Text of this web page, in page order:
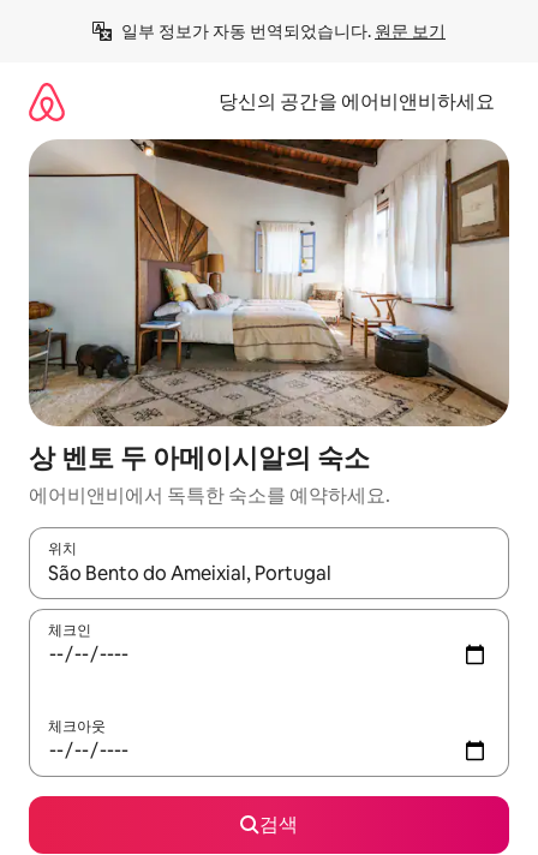
일부 정보가 자동 번역되었습니다. 원문 보기
당신의 공간을 에어비앤비하세요
상 벤토 두 아메이시알의 숙소
에어비앤비에서 독특한 숙소를 예약하세요.
위치
결과가 나오면 위·아래 화살표 키를 사용하거나 터치 또는 스와이
체크인
체크아웃
검색